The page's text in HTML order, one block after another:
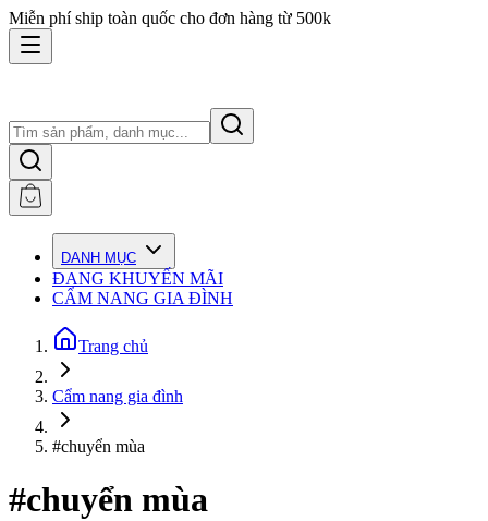
Miễn phí ship toàn quốc cho đơn hàng từ 500k
DANH MỤC
ĐANG KHUYẾN MÃI
CẨM NANG GIA ĐÌNH
Trang chủ
Cẩm nang gia đình
#chuyển mùa
#chuyển mùa